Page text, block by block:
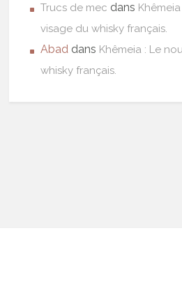
Trucs de mec dans
visage du whisky français.
Abad dans Khêmeia : Le
whisky français.